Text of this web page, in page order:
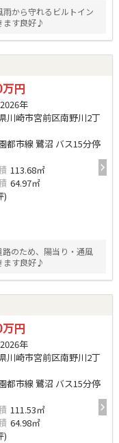
から守れるビルトイン
ます良好♪
円
年
川崎市宮前区南野川2丁
都市線 鷺沼 バス15分停
113.68㎡
64.97㎡
)
のため、陽当り・通風
ます良好♪
円
年
川崎市宮前区南野川2丁
都市線 鷺沼 バス15分停
111.53㎡
64.98㎡
)